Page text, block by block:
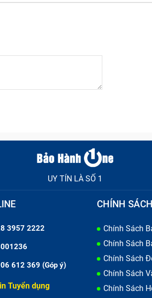
15 Plus được thực hiện nhanh
loa, mic và các kết nối trước
được vệ sinh tổng thể sạch đẹp nhằm
UY TÍN LÀ SỐ 1
3957 2222
612 369 (Góp ý)
Tuyển dụng
CHÍNH SÁCH
Chính Sách
Chính Sách
Chính Sách
Chính Sách
Chính Sách